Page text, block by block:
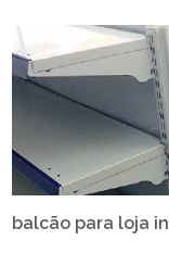
balcão para loja